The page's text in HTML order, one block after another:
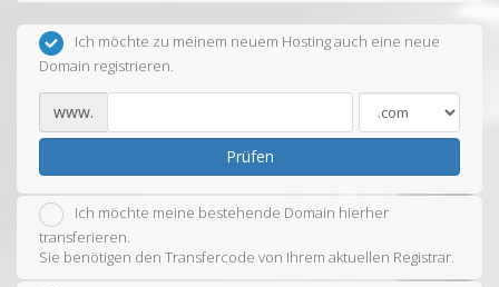
Ich möchte zu meinem neuem Hosting auch eine neue
Domain registrieren.
www.
Prüfen
Ich möchte meine bestehende Domain hierher
transferieren.
Sie benötigen den Transfercode von Ihrem aktuellen Registrar.